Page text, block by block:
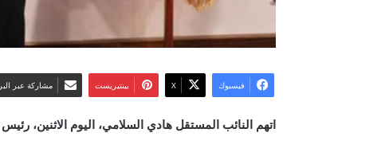
فيسبوك ‫X بينتيريست مشاركة عبر
اتهم النائب المستقل هادي السلامي، اليوم الاثنين،